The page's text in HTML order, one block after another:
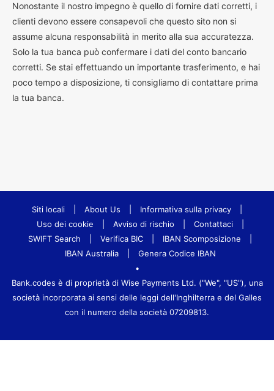
Nonostante il nostro impegno è quello di fornire dati corretti, i
clienti devono essere consapevoli che questo sito non si
assume alcuna responsabilità in merito alla sua accuratezza.
Solo la tua banca può confermare i dati del conto bancario
corretti. Se stai effettuando un importante trasferimento, e hai
poco tempo a disposizione, ti consigliamo di contattare prima
la tua banca.
Siti locali About Us Informativa sulla privacy
Uso dei cookie
Avviso di rischio Contattaci
SWIFT Search
Verifica BIC IBAN Scomposizione
IBAN Australia
Genera Codice IBAN
•
Bank.codes è di proprietà di Wise Payments Ltd. ("We", "US"), una
società incorporata ai sensi delle leggi dell'Inghilterra e del Galles
con il numero della società 07209813.